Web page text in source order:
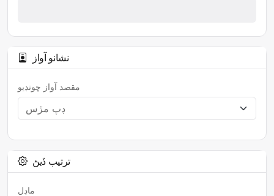
نشانو آواز
مقصد آواز چونڊيو
ترتيب ڏيڻ
ماڊل